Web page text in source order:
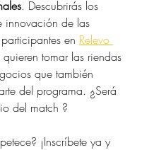
. Descubrirás los
innovación de las
en Relevo
tomar las riendas
que también
del programa. ¿Será
del match ?
¡Inscríbete ya y